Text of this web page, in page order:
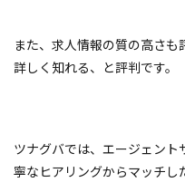
また、求人情報の質の高さ
詳しく知れる、と評判です。
ツナグバでは、エージェン
寧なヒアリングからマッチし